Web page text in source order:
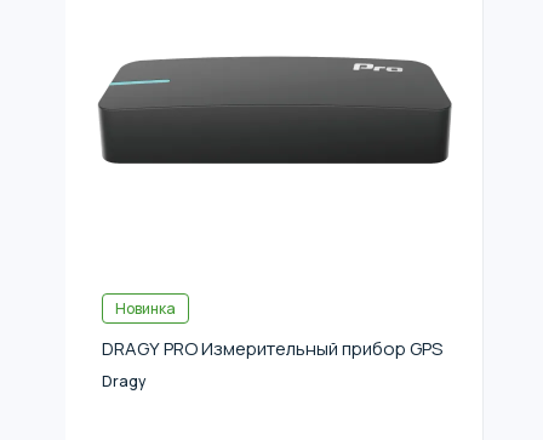
Новинка
DRAGY PRO Измерительный прибор GPS
Dragy